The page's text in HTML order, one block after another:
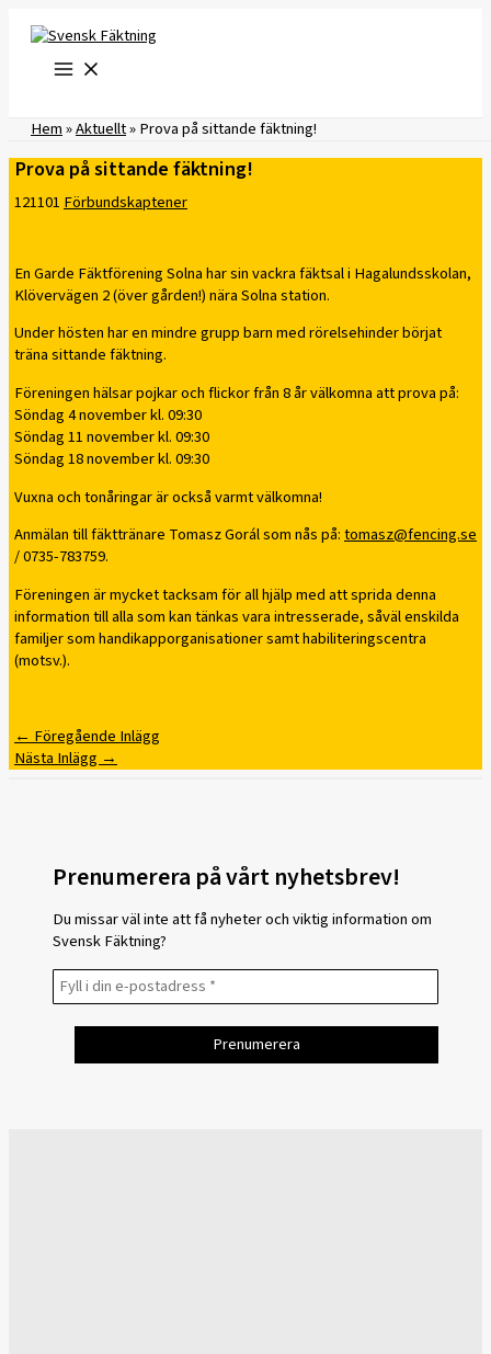
innehåll
Hem»Aktuellt»Prova på sittande fäktning!
Prova på sittande fäktning!
121101Förbundskaptener
En Garde Fäktförening Solna har sin vackra fäktsal i Hagalundsskolan,
Klövervägen 2 (över gården!) nära Solna station.
Under hösten har en mindre grupp barn med rörelsehinder börjat
träna sittande fäktning.
Föreningen hälsar pojkar och flickor från 8 år välkomna att prova på:
Söndag 4 november kl. 09:30
Söndag 11 november kl. 09:30
Söndag 18 november kl. 09:30
Vuxna och tonåringar är också varmt välkomna!
Anmälan till fäkttränare Tomasz Gorál som nås på:tomasz@fencing.se
/ 0735-783759.
Föreningen är mycket tacksam för all hjälp med att sprida denna
information till alla som kan tänkas vara intresserade, såväl enskilda
familjer som handikapporganisationer samt habiliteringscentra
(motsv.).
← Föregående Inlägg
Nästa Inlägg →
Prenumerera på vårt nyhetsbrev!
Du missar väl inte att få nyheter och viktig information om
Svensk Fäktning?